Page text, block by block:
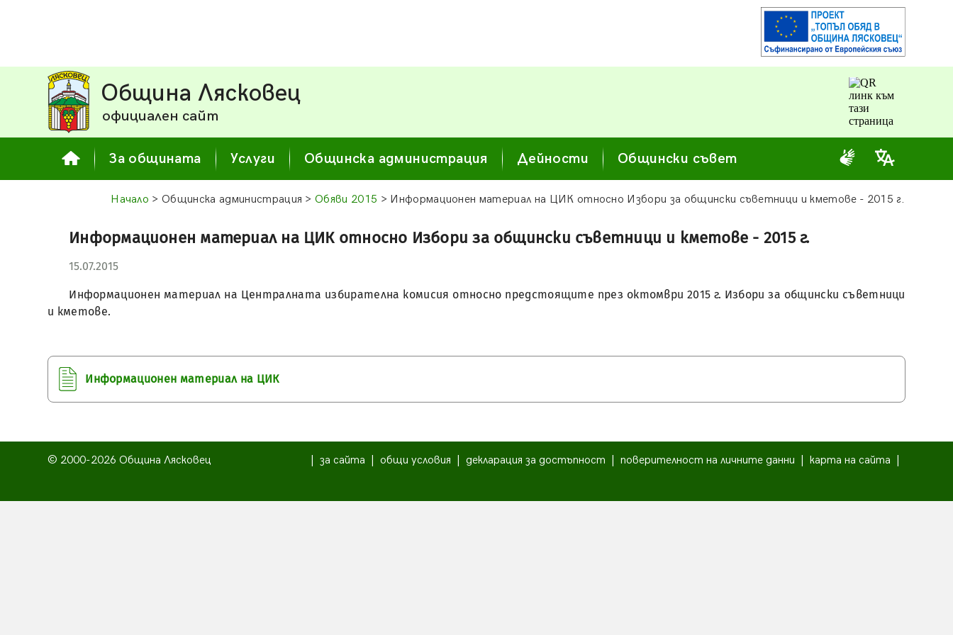
Община Лясковец
официален сайт
За общината Услуги Общинска администрация Дейности Общински съвет
Начало > Общинска администрация >Обяви 2015 > Информационен материал на ЦИК относно Избори за общински съветници и кметове - 2015 г.
Информационен материал на ЦИК относно Избори за общински съветници и кметове - 2015 г.
15.07.2015
Информационен материал на Централната избирателна комисия относно предстоящите през октомври 2015 г. Избори за общински съветници
и кметове.
Информационен материал на ЦИК
© 2000-2026 Община Лясковец за сайта общи условия декларация за достъпност поверителност на личните данни карта на сайта